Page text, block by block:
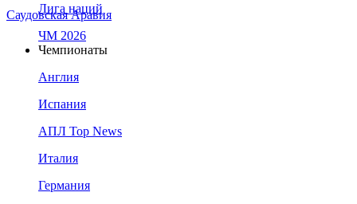
Саудовская Аравия
Лига наций
ЧМ 2026
Чемпионаты
Англия
Испания
АПЛ Top News
Италия
Германия